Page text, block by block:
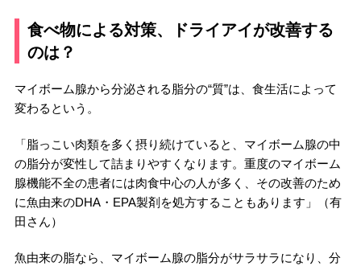
食べ物による対策、ドライアイが改善する
のは？
マイボーム腺から分泌される脂分の“質”は、食生活によって
変わるという。
「脂っこい肉類を多く摂り続けていると、マイボーム腺の中
の脂分が変性して詰まりやすくなります。重度のマイボーム
腺機能不全の患者には肉食中心の人が多く、その改善のため
に魚由来のDHA・EPA製剤を処方することもあります」（有
田さん）
魚由来の脂なら、マイボーム腺の脂分がサラサラになり、分